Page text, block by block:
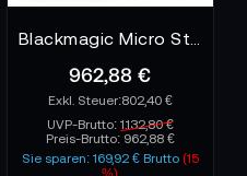
962,88 €
802,40 €
UVP-Brutto: 1.132,80 €
Preis-Brutto: 962,88 €
Sie sparen: 169,92 € Brutto (15